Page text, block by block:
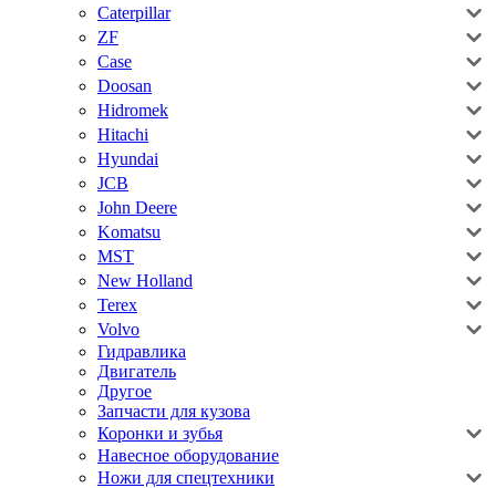
Caterpillar
ZF
Case
Doosan
Hidromek
Hitachi
Hyundai
JCB
John Deere
Komatsu
MST
New Holland
Terex
Volvo
Гидравлика
Двигатель
Другое
Запчасти для кузова
Коронки и зубья
Навесное оборудование
Ножи для спецтехники